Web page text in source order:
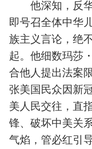
他深知，反华
即号召全体中华
族主义言论，绝
起。他细数玛莎
合他人提出法案
张美国民众因新
美人民交往，直
锋、破坏中美关
气焰，管必红引